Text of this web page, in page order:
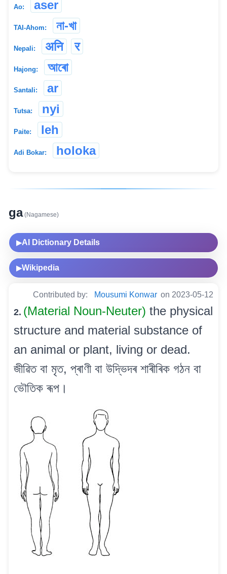
Ao: aser
TAI-Ahom: না-খা
Nepali: अनि र
Hajong: আৰো
Santali: ar
Tutsa: nyi
Paite: leh
Adi Bokar: holoka
ga(Nagamese)
▶AI Dictionary Details
▶Wikipedia
Contributed by: Mousumi Konwar on 2023-05-12
2. (Material Noun-Neuter) the physical
structure and material substance of
an animal or plant, living or dead.
জীৱিত বা মৃত, প্ৰাণী বা উদ্ভিদৰ শাৰীৰিক গঠন বা
ভৌতিক ৰূপ।